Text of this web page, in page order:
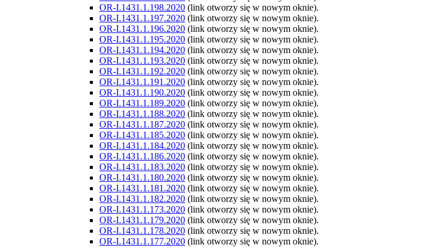
OR-I.1431.1.198.2020 (link otworzy się w nowym oknie).
OR-I.1431.1.197.2020 (link otworzy się w nowym oknie).
OR-I.1431.1.196.2020 (link otworzy się w nowym oknie).
OR-I.1431.1.195.2020 (link otworzy się w nowym oknie).
OR-I.1431.1.194.2020 (link otworzy się w nowym oknie).
OR-I.1431.1.193.2020 (link otworzy się w nowym oknie).
OR-I.1431.1.192.2020 (link otworzy się w nowym oknie).
OR-I.1431.1.191.2020 (link otworzy się w nowym oknie).
OR-I.1431.1.190.2020 (link otworzy się w nowym oknie).
OR-I.1431.1.189.2020 (link otworzy się w nowym oknie).
OR-I.1431.1.188.2020 (link otworzy się w nowym oknie).
OR-I.1431.1.187.2020 (link otworzy się w nowym oknie).
OR-I.1431.1.185.2020 (link otworzy się w nowym oknie).
OR-I.1431.1.184.2020 (link otworzy się w nowym oknie).
OR-I.1431.1.186.2020 (link otworzy się w nowym oknie).
OR-I.1431.1.183.2020 (link otworzy się w nowym oknie).
OR-I.1431.1.180.2020 (link otworzy się w nowym oknie).
OR-I.1431.1.181.2020 (link otworzy się w nowym oknie).
OR-I.1431.1.182.2020 (link otworzy się w nowym oknie).
OR-I.1431.1.173.2020 (link otworzy się w nowym oknie).
OR-I.1431.1.179.2020 (link otworzy się w nowym oknie).
OR-I.1431.1.178.2020 (link otworzy się w nowym oknie).
OR-I.1431.1.177.2020 (link otworzy się w nowym oknie).